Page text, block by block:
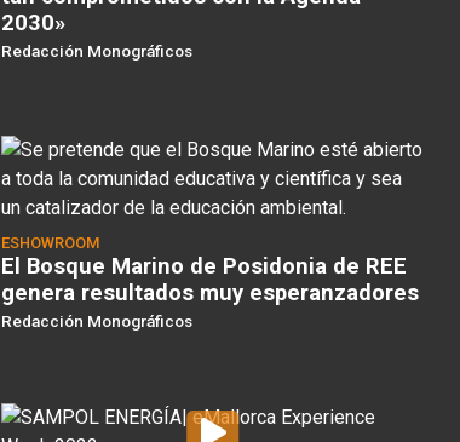
2030»
Redacción Monográficos
ESHOWROOM
El Bosque Marino de Posidonia de REE
genera resultados muy esperanzadores
Redacción Monográficos